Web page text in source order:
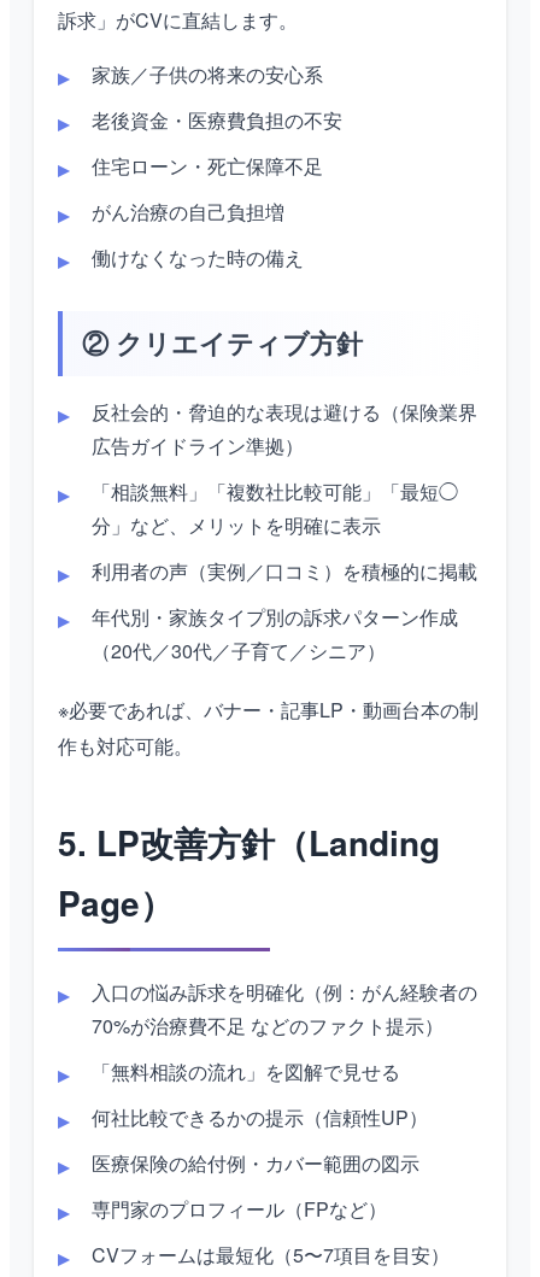
訴求」がCVに直結します。
家族／子供の将来の安心系
老後資金・医療費負担の不安
住宅ローン・死亡保障不足
がん治療の自己負担増
働けなくなった時の備え
② クリエイティブ方針
反社会的・脅迫的な表現は避ける（保険業界
広告ガイドライン準拠）
「相談無料」「複数社比較可能」「最短◯
分」など、メリットを明確に表示
利用者の声（実例／口コミ）を積極的に掲載
年代別・家族タイプ別の訴求パターン作成
（20代／30代／子育て／シニア）
※必要であれば、バナー・記事LP・動画台本の制
作も対応可能。
5. LP改善方針（Landing
Page）
入口の悩み訴求を明確化（例：がん経験者の
70%が治療費不足 などのファクト提示）
「無料相談の流れ」を図解で見せる
何社比較できるかの提示（信頼性UP）
医療保険の給付例・カバー範囲の図示
専門家のプロフィール（FPなど）
CVフォームは最短化（5〜7項目を目安）